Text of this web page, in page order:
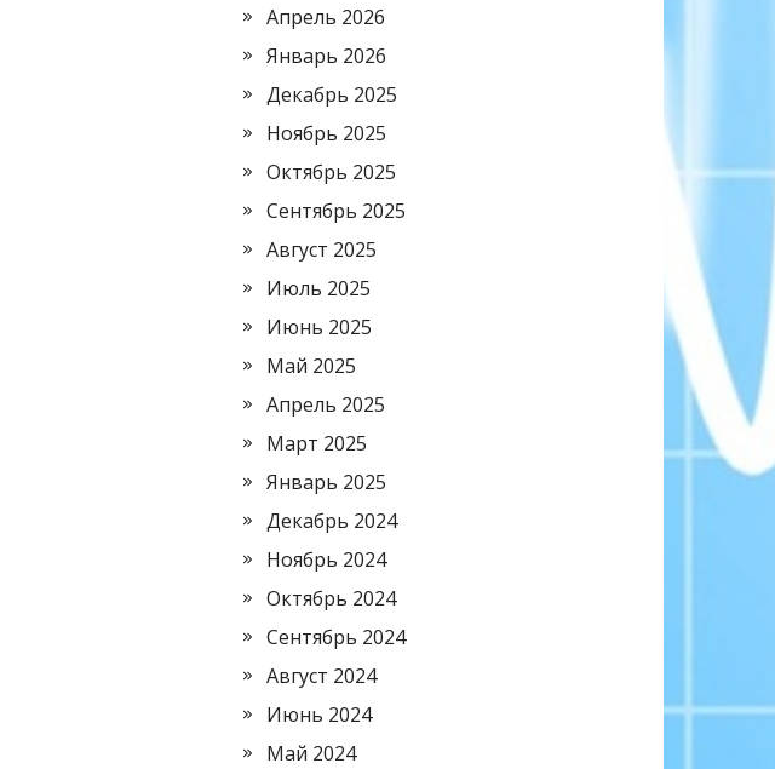
Апрель 2026
Январь 2026
Декабрь 2025
Ноябрь 2025
Октябрь 2025
Сентябрь 2025
Август 2025
Июль 2025
Июнь 2025
Май 2025
Апрель 2025
Март 2025
Январь 2025
Декабрь 2024
Ноябрь 2024
Октябрь 2024
Сентябрь 2024
Август 2024
Июнь 2024
Май 2024